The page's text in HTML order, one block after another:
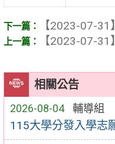
相關公告
2026-08-04 輔導組
115大學分發入學志
【2023-07-31】
【2023-07-31】